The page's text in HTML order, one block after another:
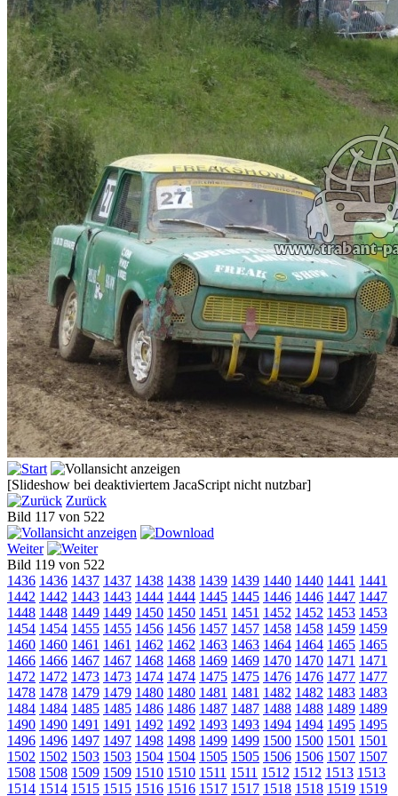
[Slideshow bei deaktiviertem JacaScript nicht nutzbar]
Zurück
Bild 117 von 522
Weiter
Bild 119 von 522
1436 1436 1437 1437 1438 1438 1439 1439 1440 1440 1441 1441
1442 1442 1443 1443 1444 1444 1445 1445 1446 1446 1447 1447
1448 1448 1449 1449 1450 1450 1451 1451 1452 1452 1453 1453
1454 1454 1455 1455 1456 1456 1457 1457 1458 1458 1459 1459
1460 1460 1461 1461 1462 1462 1463 1463 1464 1464 1465 1465
1466 1466 1467 1467 1468 1468 1469 1469 1470 1470 1471 1471
1472 1472 1473 1473 1474 1474 1475 1475 1476 1476 1477 1477
1478 1478 1479 1479 1480 1480 1481 1481 1482 1482 1483 1483
1484 1484 1485 1485 1486 1486 1487 1487 1488 1488 1489 1489
1490 1490 1491 1491 1492 1492 1493 1493 1494 1494 1495 1495
1496 1496 1497 1497 1498 1498 1499 1499 1500 1500 1501 1501
1502 1502 1503 1503 1504 1504 1505 1505 1506 1506 1507 1507
1508 1508 1509 1509 1510 1510 1511 1511 1512 1512 1513 1513
1514 1514 1515 1515 1516 1516 1517 1517 1518 1518 1519 1519